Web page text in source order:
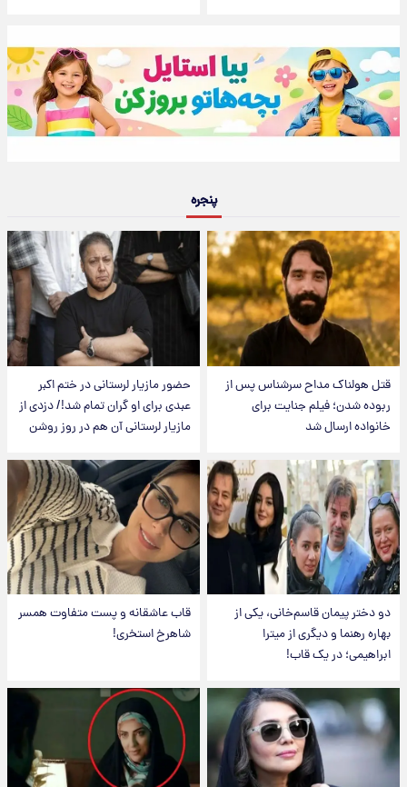
پنجره
قتل هولناک مداح سرشناس پس از
ربوده شدن؛ فیلم جنایت برای
خانواده ارسال شد
حضور مازیار لرستانی در ختم اکبر
عبدی برای او گران تمام شد!/ دزدی از
مازیار لرستانی آن هم در روز روشن
دو دختر پیمان قاسم‌خانی، یکی از
بهاره رهنما و دیگری از میترا
ابراهیمی؛ در یک قاب!
قاب عاشقانه و پست متفاوت همسر
شاهرخ استخری!